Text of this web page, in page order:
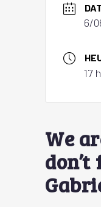
6/
17
We